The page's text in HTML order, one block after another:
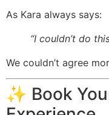
As Kara always says:
“I couldn’t do
We couldn’t agree
✨ Book